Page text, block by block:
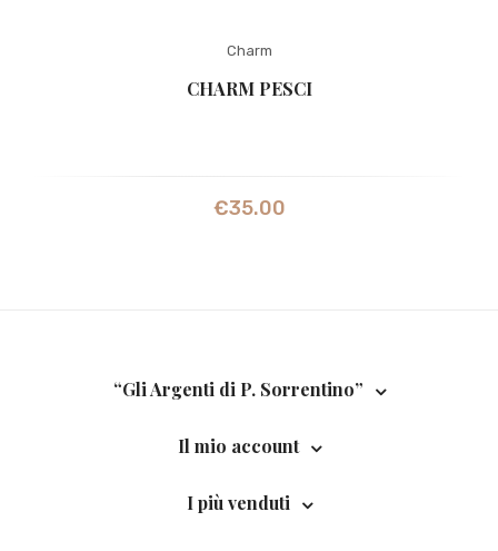
Charm
CHARM PESCI
€35.00
“Gli Argenti di P. Sorrentino”
Il mio account
I più venduti